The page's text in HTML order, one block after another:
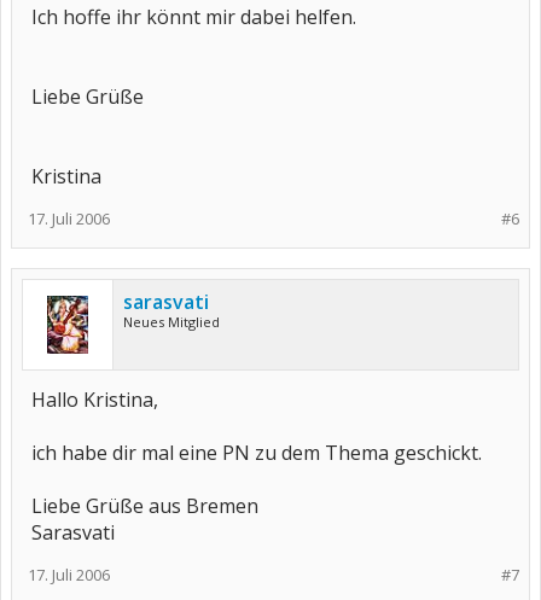
Ich hoffe ihr könnt mir dabei helfen.
Liebe Grüße
Kristina
#6
17. Juli 2006
sarasvati
Neues Mitglied
Hallo Kristina,
ich habe dir mal eine PN zu dem Thema geschickt.
Liebe Grüße aus Bremen
Sarasvati
#7
17. Juli 2006